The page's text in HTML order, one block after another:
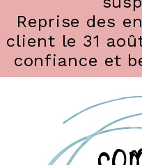
Reprise des
client le 31
confiance et